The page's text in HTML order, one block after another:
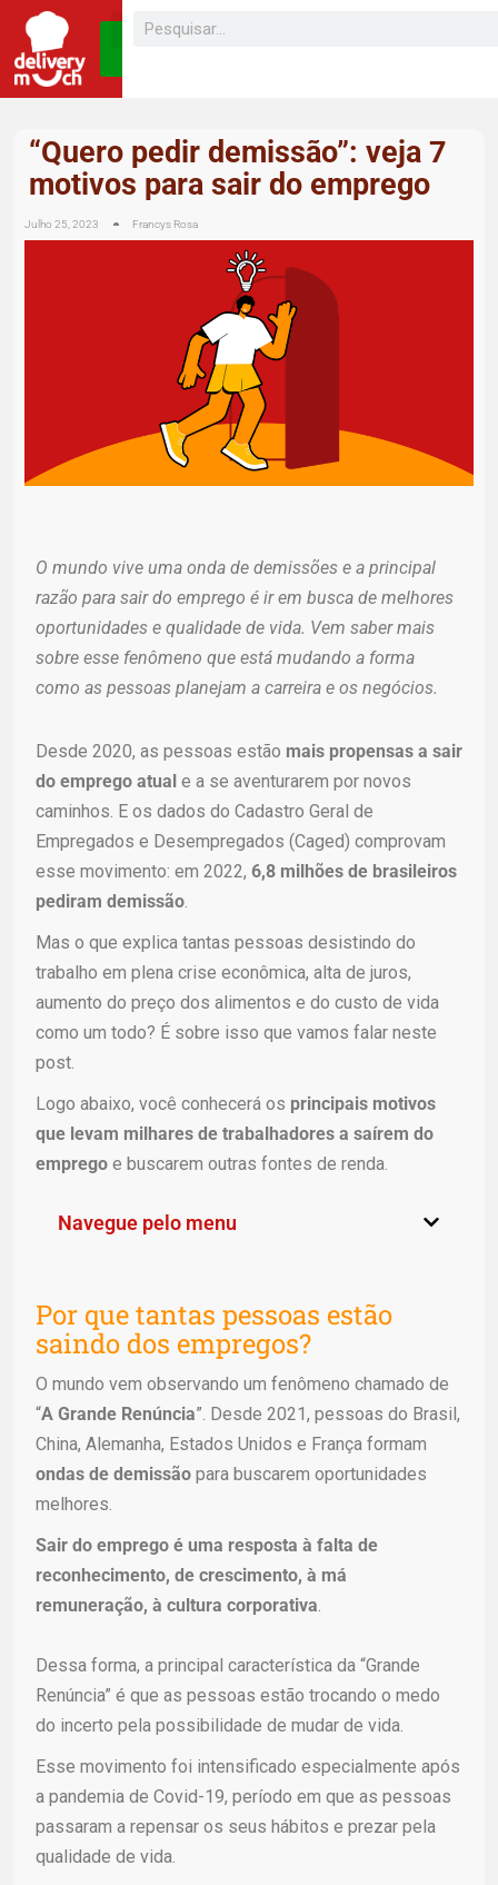
SEJA UM
“Quero pedir demissão”: veja 7
motivos para sair do emprego
Julho 25, 2023 Francys Rosa
O mundo vive uma onda de demissões e a principal
razão para sair do emprego é ir em busca de melhores
oportunidades e qualidade de vida. Vem saber mais
sobre esse fenômeno que está mudando a forma
como as pessoas planejam a carreira e os negócios.
Desde 2020, as pessoas estão mais propensas a sair
do emprego atual e a se aventurarem por novos
caminhos. E os dados do Cadastro Geral de
Empregados e Desempregados (Caged) comprovam
esse movimento: em 2022, 6,8 milhões de brasileiros
pediram demissão
Mas o que explica tantas pessoas desistindo do
trabalho em plena crise econômica, alta de juros,
aumento do preço dos alimentos e do custo de vida
como um todo? É sobre isso que vamos falar neste
post.
Logo abaixo, você conhecerá os principais motivos
que levam milhares de trabalhadores a saírem do
emprego e buscarem outras fontes de renda.
Navegue pelo menu
Por que tantas pessoas estão
saindo dos empregos?
O mundo vem observando um fenômeno chamado de
“A Grande Renúncia”. Desde 2021, pessoas do Brasil,
China, Alemanha, Estados Unidos e França formam
ondas de demissão para buscarem oportunidades
melhores.
Sair do emprego é uma resposta à falta de
reconhecimento, de crescimento, à má
remuneração, à cultura corporativa
Dessa forma, a principal característica da “Grande
Renúncia” é que as pessoas estão trocando o medo
do incerto pela possibilidade de mudar de vida.
Esse movimento foi intensificado especialmente após
a pandemia de Covid-19, período em que as pessoas
passaram a repensar os seus hábitos e prezar pela
qualidade de vida.